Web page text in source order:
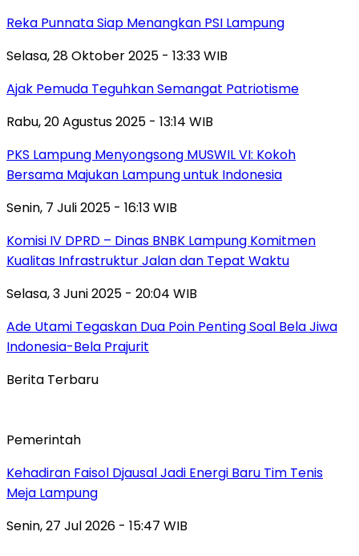
Reka Punnata Siap Menangkan PSI Lampung
Selasa, 28 Oktober 2025 - 13:33 WIB
Ajak Pemuda Teguhkan Semangat Patriotisme
Rabu, 20 Agustus 2025 - 13:14 WIB
PKS Lampung Menyongsong MUSWIL VI: Kokoh
Bersama Majukan Lampung untuk Indonesia
Senin, 7 Juli 2025 - 16:13 WIB
Komisi IV DPRD – Dinas BNBK Lampung Komitmen
Kualitas Infrastruktur Jalan dan Tepat Waktu
Selasa, 3 Juni 2025 - 20:04 WIB
Ade Utami Tegaskan Dua Poin Penting Soal Bela Jiwa
Indonesia-Bela Prajurit
Berita Terbaru
Pemerintah
Kehadiran Faisol Djausal Jadi Energi Baru Tim Tenis
Meja Lampung
Senin, 27 Jul 2026 - 15:47 WIB